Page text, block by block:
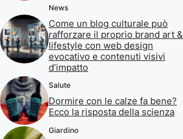
News
Come un blog culturale può
rafforzare il proprio brand art &
lifestyle con web design
evocativo e contenuti visivi
d’impatto
Salute
Dormire con le calze fa bene?
Ecco la risposta della scienza
Giardino